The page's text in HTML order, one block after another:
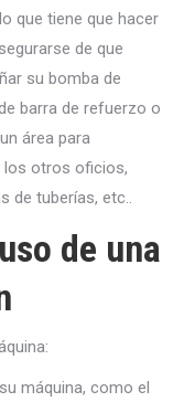
que tiene que hacer
de que
su bomba de
barra de refuerzo o
área para
los otros oficios,
de tuberías, etc..
de una
máquina, como el